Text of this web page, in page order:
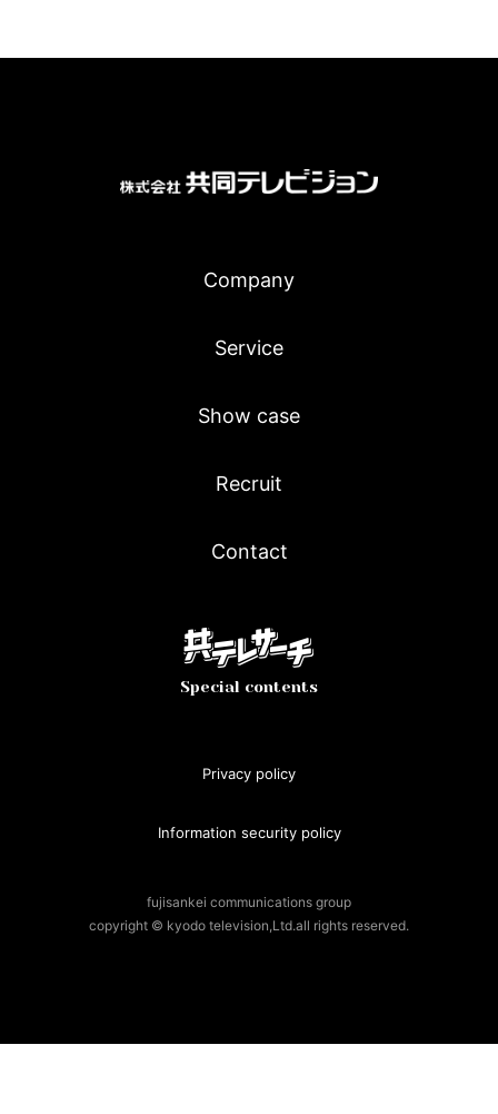
Company
Service
Show case
Recruit
Contact
Special contents
Privacy policy
Information security policy
fujisankei communications group
copyright © kyodo television,Ltd.all rights reserved.